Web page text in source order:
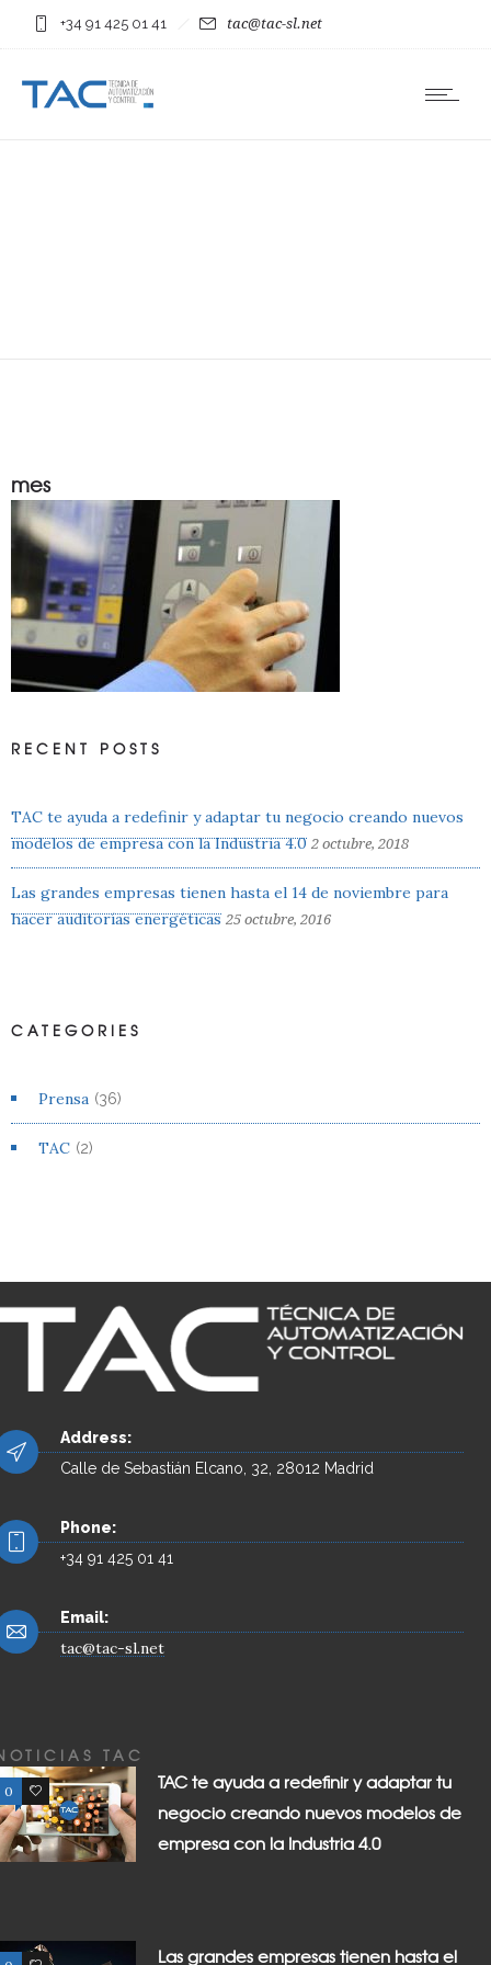
+34 91 425 01 41 tac@tac-sl.net
mes
RECENT POSTS
TAC te ayuda a redefinir y adaptar tu negocio creando nuevos
modelos de empresa con la Industria 4.0 2 octubre, 2018
Las grandes empresas tienen hasta el 14 de noviembre para
hacer auditorías energéticas 25 octubre, 2016
CATEGORIES
Prensa (36)
TAC (2)
Address:
Calle de Sebastián Elcano, 32, 28012 Madrid
Phone:
+34 91 425 01 41
Email:
tac@tac-sl.net
TAC
0 0
TAC te ayuda a redefinir y adaptar tu
negocio creando nuevos modelos de
empresa con la Industria 4.0
Las grandes empresas tienen hasta el